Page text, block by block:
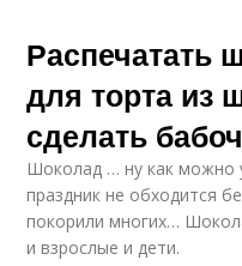
Распечатать
для торта из
сделать
Шоколад … ну как можно
праздник не обходится
покорили многих…
и взрослые и дети.